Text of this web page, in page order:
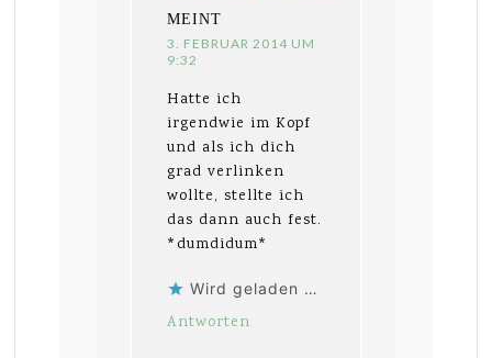
MEINT
3. FEBRUAR 2014 UM
9:32
Hatte ich
irgendwie im Kopf
und als ich dich
grad verlinken
wollte, stellte ich
das dann auch fest.
*dumdidum*
Wird geladen …
Antworten